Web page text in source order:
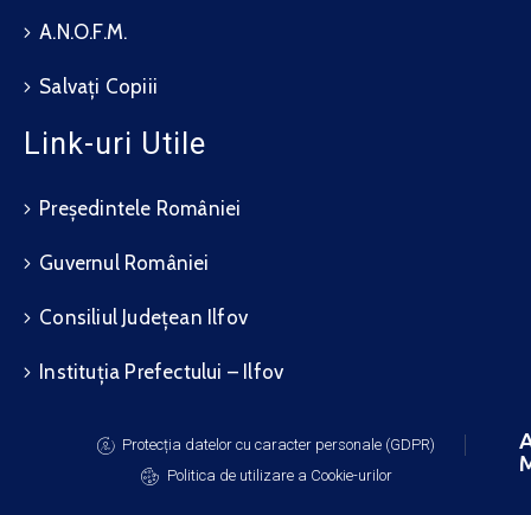
A.N.O.F.M.
Salvați Copiii
Link-uri Utile
Președintele României
Guvernul României
Consiliul Județean Ilfov
Instituția Prefectului – Ilfov
Protecția datelor cu caracter personale (GDPR)
Politica de utilizare a Cookie-urilor